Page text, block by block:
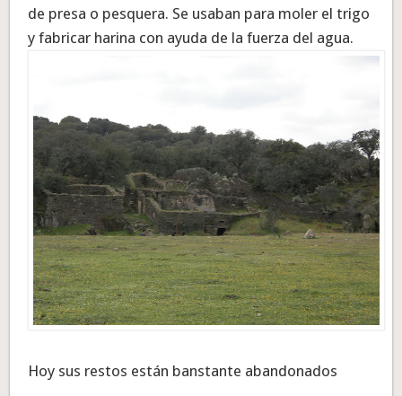
de presa o pesquera. Se usaban para moler el trigo
y fabricar harina con ayuda de la fuerza del agua.
Hoy sus restos están banstante abandonados